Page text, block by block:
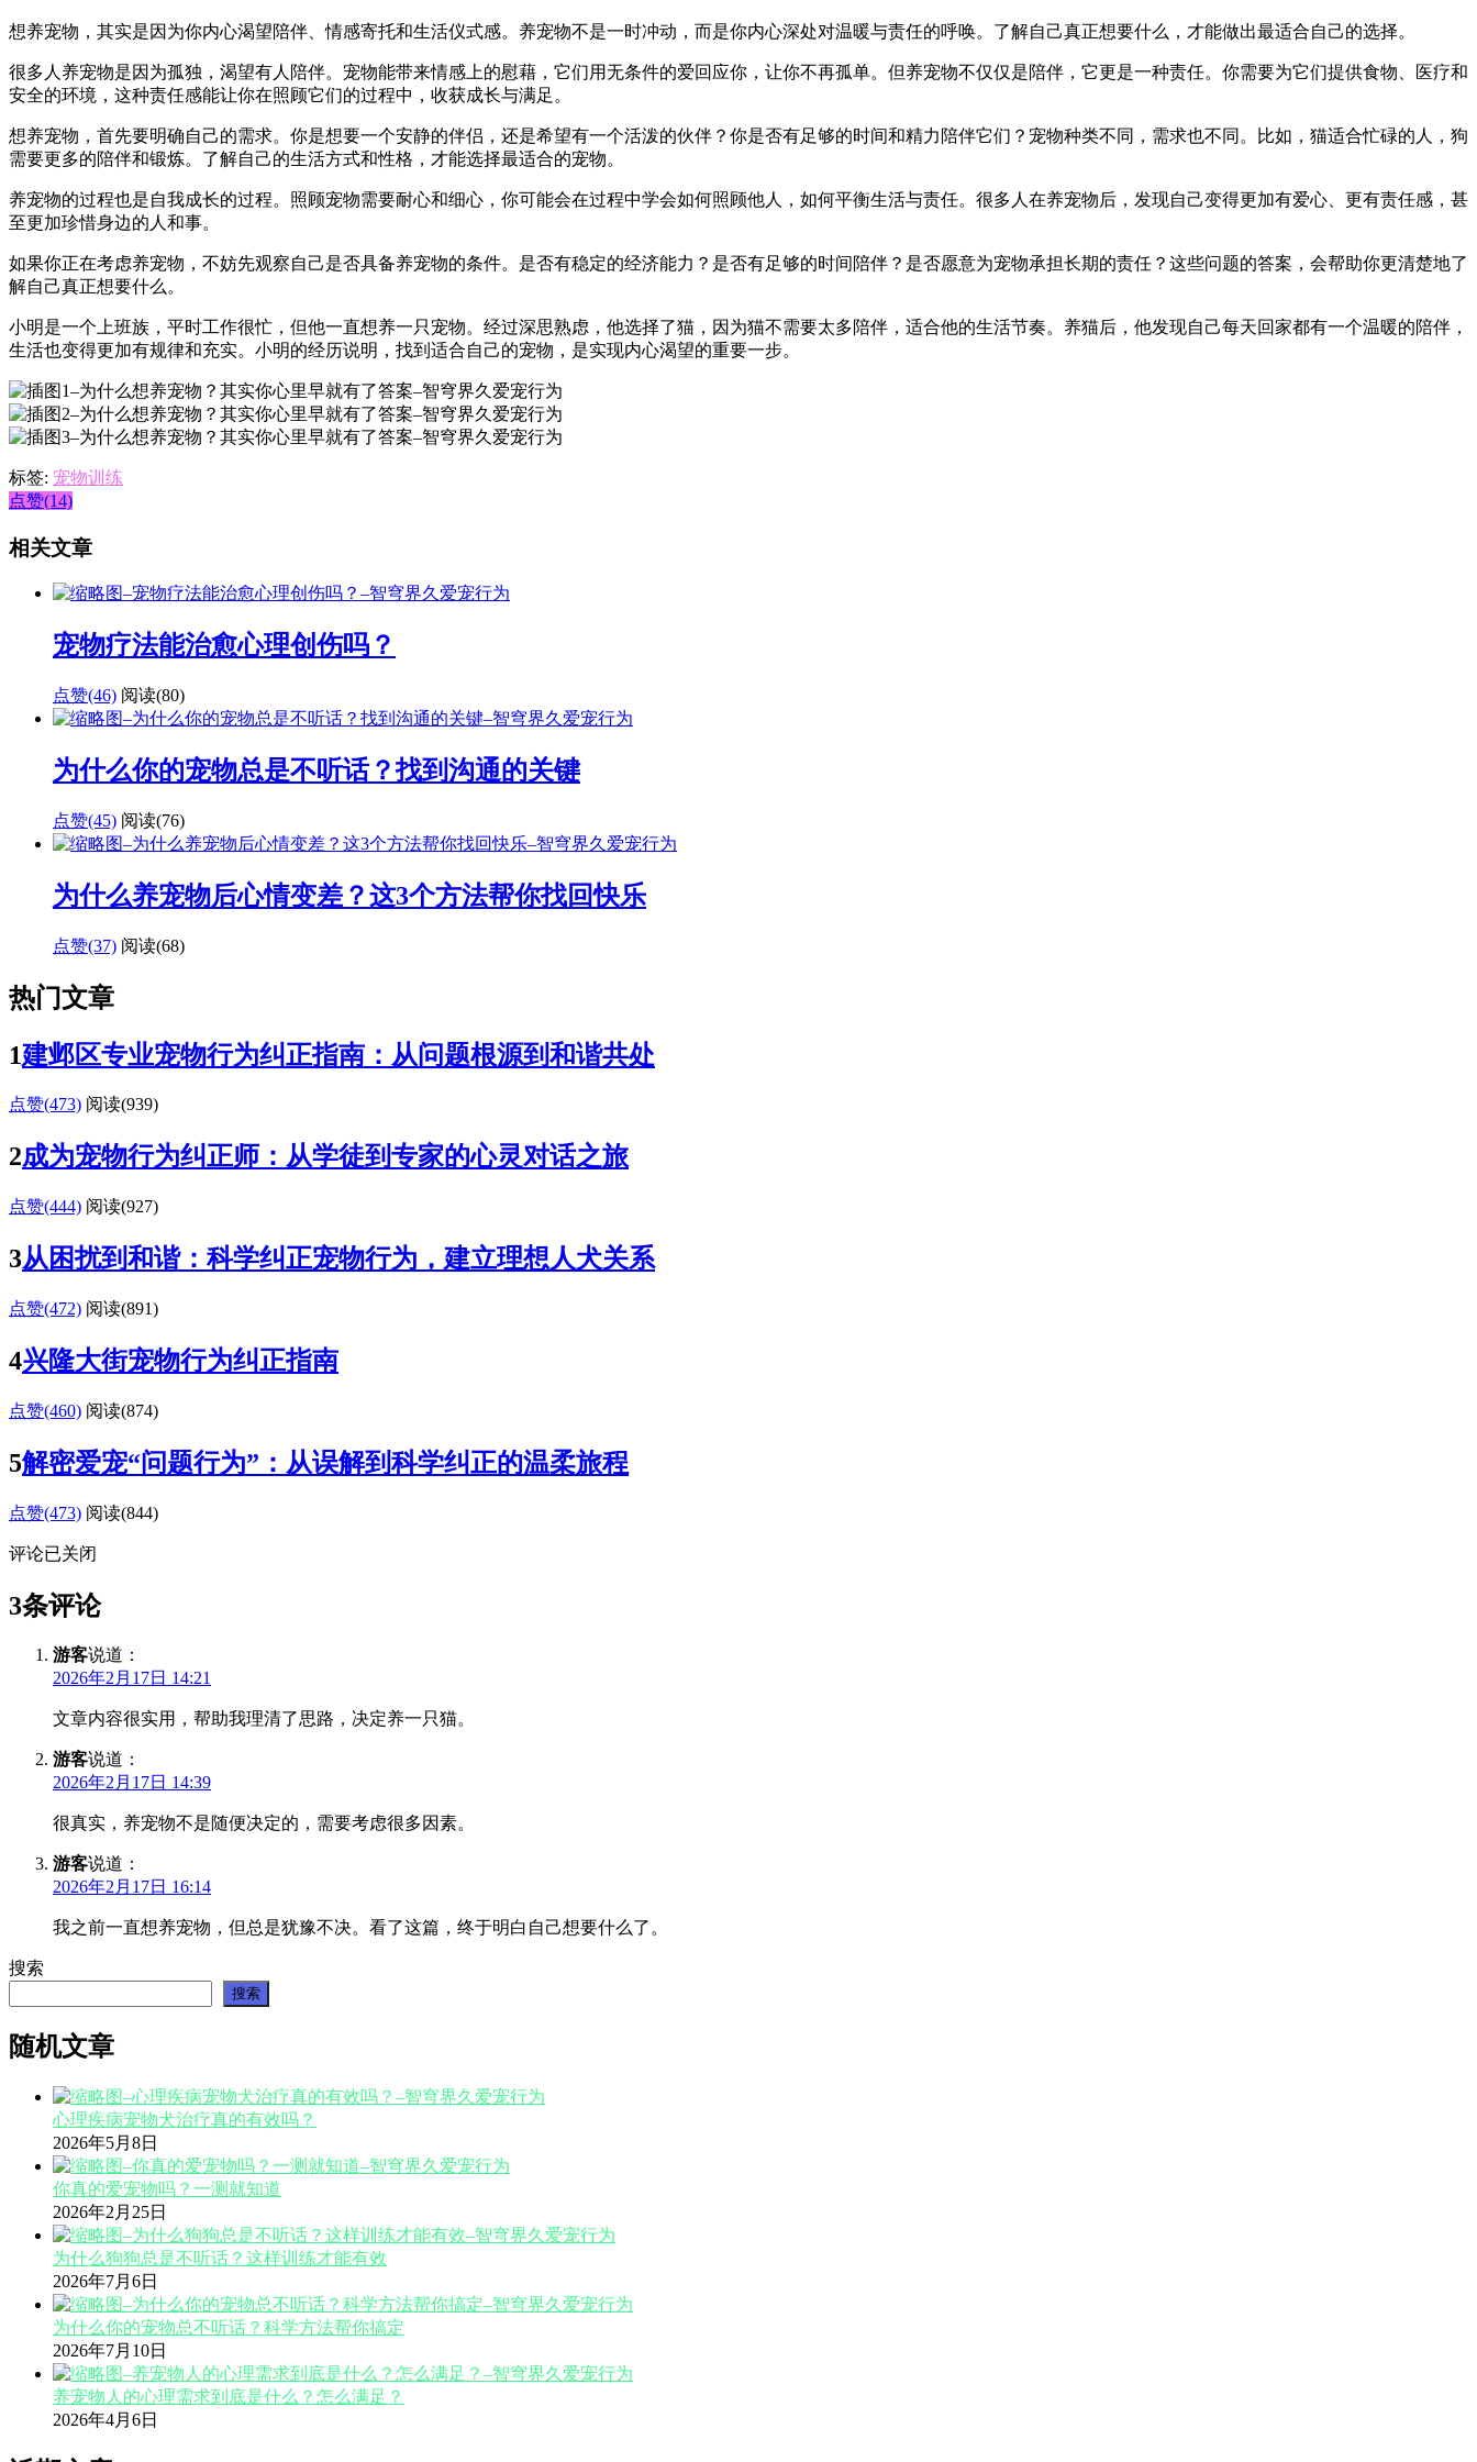
想养宠物，其实是因为你内心渴望陪伴、情感寄托和生活仪式感。养宠物不是一时冲动，而是你内心深处对温暖与责任的呼唤。了解自己真正想要什么，才能做出最适合自己的选择。
很多人养宠物是因为孤独，渴望有人陪伴。宠物能带来情感上的慰藉，它们用无条件的爱回应你，让你不再孤单。但养宠物不仅仅是陪伴，它更是一种责任。你需要为它们提供食物、医疗和
安全的环境，这种责任感能让你在照顾它们的过程中，收获成长与满足。
想养宠物，首先要明确自己的需求。你是想要一个安静的伴侣，还是希望有一个活泼的伙伴？你是否有足够的时间和精力陪伴它们？宠物种类不同，需求也不同。比如，猫适合忙碌的人，狗
需要更多的陪伴和锻炼。了解自己的生活方式和性格，才能选择最适合的宠物。
养宠物的过程也是自我成长的过程。照顾宠物需要耐心和细心，你可能会在过程中学会如何照顾他人，如何平衡生活与责任。很多人在养宠物后，发现自己变得更加有爱心、更有责任感，甚
至更加珍惜身边的人和事。
如果你正在考虑养宠物，不妨先观察自己是否具备养宠物的条件。是否有稳定的经济能力？是否有足够的时间陪伴？是否愿意为宠物承担长期的责任？这些问题的答案，会帮助你更清楚地了
解自己真正想要什么。
小明是一个上班族，平时工作很忙，但他一直想养一只宠物。经过深思熟虑，他选择了猫，因为猫不需要太多陪伴，适合他的生活节奏。养猫后，他发现自己每天回家都有一个温暖的陪伴，
生活也变得更加有规律和充实。小明的经历说明，找到适合自己的宠物，是实现内心渴望的重要一步。
标签: 宠物训练
点赞(14)
相关文章
宠物疗法能治愈心理创伤吗？
点赞(46) 阅读(80)
为什么你的宠物总是不听话？找到沟通的关键
点赞(45) 阅读(76)
为什么养宠物后心情变差？这3个方法帮你找回快乐
点赞(37) 阅读(68)
热门文章
1建邺区专业宠物行为纠正指南：从问题根源到和谐共处
点赞(473) 阅读(939)
2成为宠物行为纠正师：从学徒到专家的心灵对话之旅
点赞(444) 阅读(927)
3从困扰到和谐：科学纠正宠物行为，建立理想人犬关系
点赞(472) 阅读(891)
4兴隆大街宠物行为纠正指南
点赞(460) 阅读(874)
5解密爱宠“问题行为”：从误解到科学纠正的温柔旅程
点赞(473) 阅读(844)
评论已关闭
3条评论
游客说道：
2026年2月17日 14:21
文章内容很实用，帮助我理清了思路，决定养一只猫。
游客说道：
2026年2月17日 14:39
很真实，养宠物不是随便决定的，需要考虑很多因素。
游客说道：
2026年2月17日 16:14
我之前一直想养宠物，但总是犹豫不决。看了这篇，终于明白自己想要什么了。
搜索
搜索
随机文章
心理疾病宠物犬治疗真的有效吗？
2026年5月8日
你真的爱宠物吗？一测就知道
2026年2月25日
为什么狗狗总是不听话？这样训练才能有效
2026年7月6日
为什么你的宠物总不听话？科学方法帮你搞定
2026年7月10日
养宠物人的心理需求到底是什么？怎么满足？
2026年4月6日